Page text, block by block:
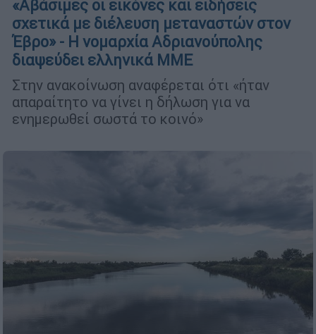
«Αβάσιμες οι εικόνες και ειδήσεις
σχετικά με διέλευση μεταναστών στον
Έβρο» - Η νομαρχία Αδριανούπολης
διαψεύδει ελληνικά ΜΜΕ
Στην ανακοίνωση αναφέρεται ότι «ήταν
απαραίτητο να γίνει η δήλωση για να
ενημερωθεί σωστά το κοινό»